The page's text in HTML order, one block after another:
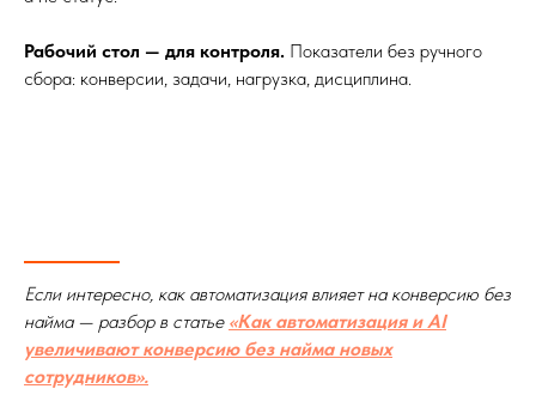
Рабочий стол — для контроля. Показатели без ручного
сбора: конверсии, задачи, нагрузка, дисциплина.
Если интересно, как автоматизация влияет на конверсию без
найма — разбор в статье «Как автоматизация и AI
увеличивают конверсию без найма новых
сотрудников».